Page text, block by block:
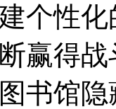
个性
赢得
书馆